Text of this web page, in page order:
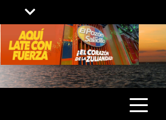
ZULIA, VENEZUELA Y
GENERAL.